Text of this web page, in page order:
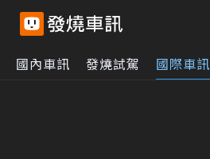
國內車訊 發燒試駕 國際車訊